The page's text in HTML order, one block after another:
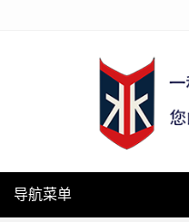
导航菜单